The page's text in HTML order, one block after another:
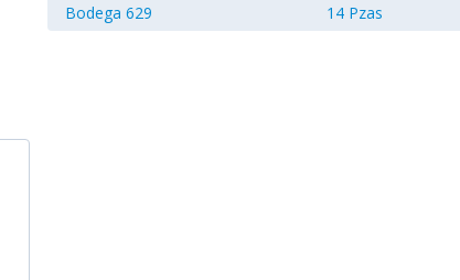
Bodega 629 14 Pzas